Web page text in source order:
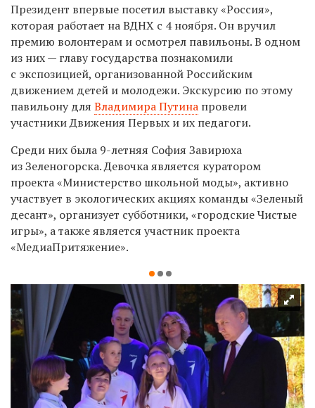
Президент впервые посетил выставку «Россия»,
которая работает на ВДНХ с 4 ноября. Он вручил
премию волонтерам и осмотрел павильоны. В одном
из них — главу государства познакомили
с экспозицией, организованной Российским
движением детей и молодежи. Экскурсию по этому
павильону для Владимира Путина провели
участники Движения Первых и их педагоги.
Среди них была 9-летняя София Завирюха
из Зеленогорска. Девочка является куратором
проекта «Министерство школьной моды», активно
участвует в экологических акциях команды «Зеленый
десант», организует субботники, «городские Чистые
игры», а также является участник проекта
«МедиаПритяжение».